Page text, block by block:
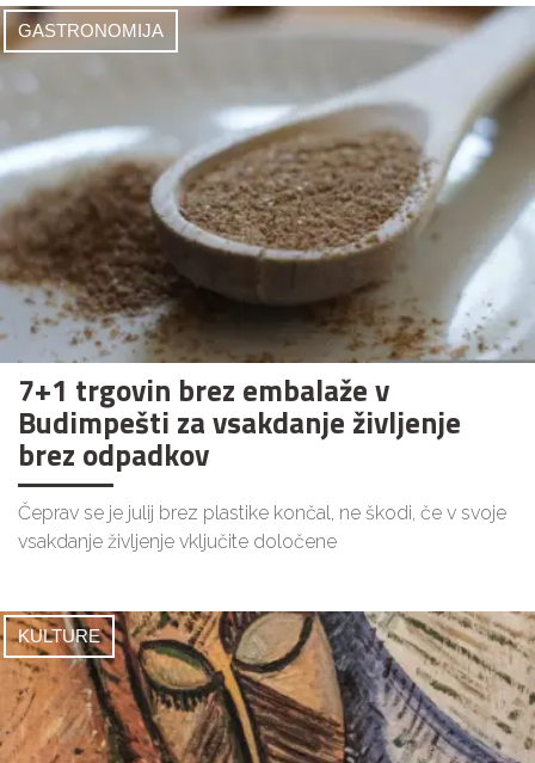
GASTRONOMIJA
7+1 trgovin brez embalaže v
Budimpešti za vsakdanje življenje
brez odpadkov
Čeprav se je julij brez plastike končal, ne škodi, če v svoje
vsakdanje življenje vključite določene
KULTURE